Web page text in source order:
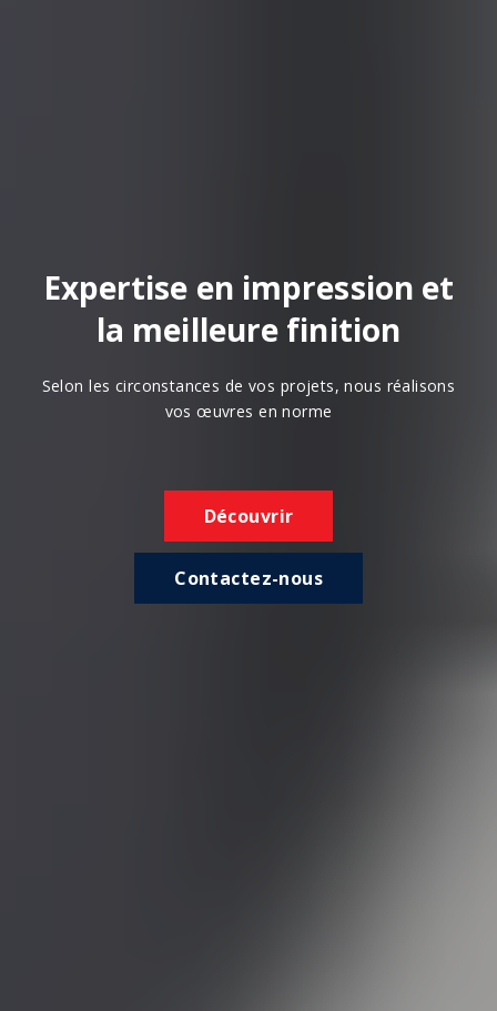
Expertise en impression et
la meilleure finition
Selon les circonstances de vos projets, nous réalisons
vos œuvres en norme
Découvrir
Contactez-nous